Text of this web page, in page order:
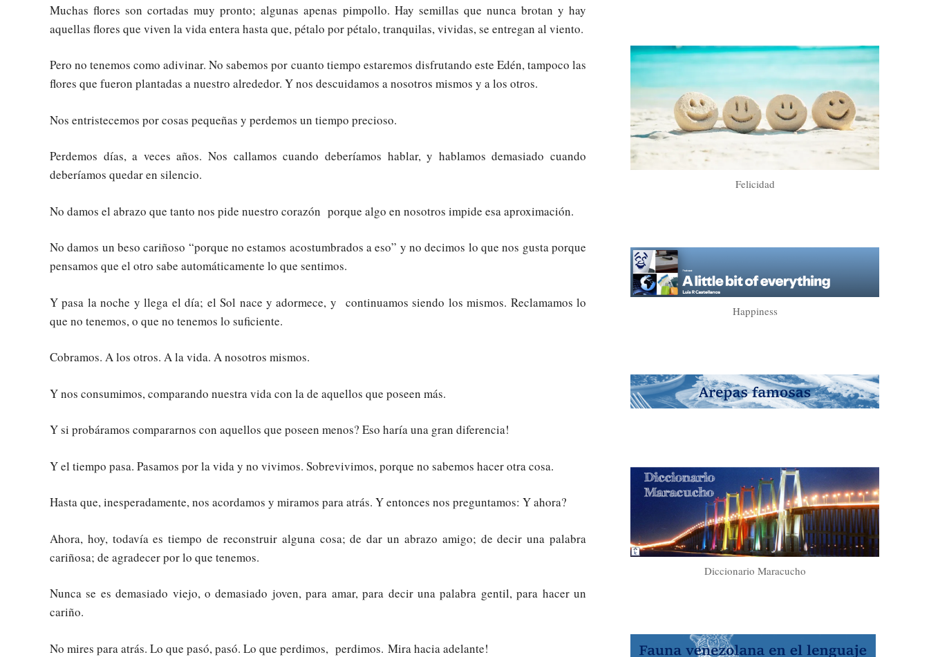
Muchas flores son cortadas muy pronto; algunas apenas pimpollo. Hay semillas que nunca brotan y hay
aquellas flores que viven la vida entera hasta que, pétalo por pétalo, tranquilas, vividas, se entregan al viento.
Pero no tenemos como adivinar. No sabemos por cuanto tiempo estaremos disfrutando este Edén, tampoco las
flores que fueron plantadas a nuestro alrededor. Y nos descuidamos a nosotros mismos y a los otros.
Nos entristecemos por cosas pequeñas y perdemos un tiempo precioso.
Perdemos días, a veces años. Nos callamos cuando deberíamos hablar, y hablamos demasiado cuando
deberíamos quedar en silencio.
No damos el abrazo que tanto nos pide nuestro corazón porque algo en nosotros impide esa aproximación.
No damos un beso cariñoso “porque no estamos acostumbrados a eso” y no decimos lo que nos gusta porque
pensamos que el otro sabe automáticamente lo que sentimos.
Y pasa la noche y llega el día; el Sol nace y adormece, y continuamos siendo los mismos. Reclamamos lo
que no tenemos, o que no tenemos lo suficiente.
Cobramos. A los otros. A la vida. A nosotros mismos.
Y nos consumimos, comparando nuestra vida con la de aquellos que poseen más.
Y si probáramos compararnos con aquellos que poseen menos? Eso haría una gran diferencia!
Y el tiempo pasa. Pasamos por la vida y no vivimos. Sobrevivimos, porque no sabemos hacer otra cosa.
Hasta que, inesperadamente, nos acordamos y miramos para atrás. Y entonces nos preguntamos: Y ahora?
Ahora, hoy, todavía es tiempo de reconstruir alguna cosa; de dar un abrazo amigo; de decir una palabra
cariñosa; de agradecer por lo que tenemos.
Nunca se es demasiado viejo, o demasiado joven, para amar, para decir una palabra gentil, para hacer un
cariño.
No mires para atrás. Lo que pasó, pasó. Lo que perdimos, perdimos. Mira hacia adelante!
Felicidad
Happiness
Diccionario Maracucho